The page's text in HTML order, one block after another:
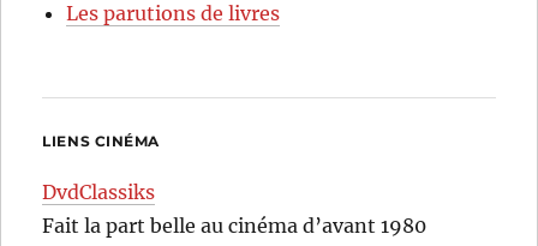
Les parutions de livres
LIENS CINÉMA
DvdClassiks
Fait la part belle au cinéma d’avant 1980